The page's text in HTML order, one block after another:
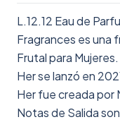
L.12.12 Eau de
Fragrances es una
Frutal para
Her se lanzó en
Her fue creada por
Notas de Salida